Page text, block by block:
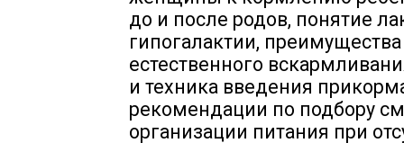
до и после родов, понятие
гипогалактии, преимущества
естественного
и техника введения
рекомендации по подбору
организации питания при